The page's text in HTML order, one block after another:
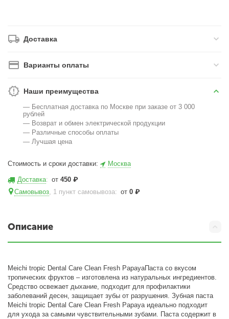
Доставка
Варианты оплаты
Наши преимущества
— Бесплатная доставка по Москве при заказе от 3 000
рублей
— Возврат и обмен электрической продукции
— Различные способы оплаты
— Лучшая цена
Стоимость и сроки доставки: Москва
Доставка: от450 ₽
Самовывоз, 1 пункт самовывоза: от0 ₽
Описание
Meichi tropic Dental Care Clean Fresh PapayaПаста со вкусом
тропических фруктов – изготовлена из натуральных ингредиентов.
Средство освежает дыхание, подходит для профилактики
заболеваний десен, защищает зубы от разрушения. Зубная паста
Meichi tropic Dental Care Clean Fresh Papaya идеально подходит
для ухода за самыми чувствительными зубами. Паста содержит в